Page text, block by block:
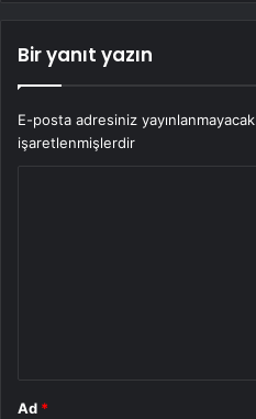
Bir yanıt yazın
E-posta adresiniz
işaretlenmişlerdir
Ad *